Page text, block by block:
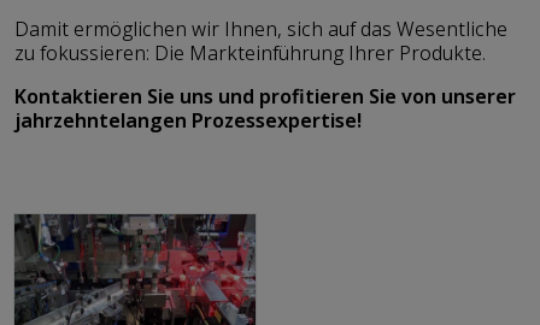
Damit ermöglichen wir Ihnen, sich auf das Wesentliche
zu fokussieren: Die Markteinführung Ihrer Produkte.
Kontaktieren Sie uns und profitieren Sie von unserer
jahrzehntelangen Prozessexpertise!